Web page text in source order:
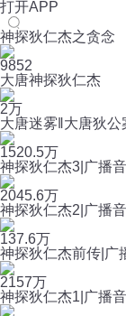
打开APP
神探狄仁杰之贪念
9852
大唐神探狄仁杰
2万
大唐迷雾‖大唐狄
1520.5万
神探狄仁杰3|广播
2045.6万
神探狄仁杰2|广播
137.6万
神探狄仁杰前传|广
2157万
神探狄仁杰1|广播